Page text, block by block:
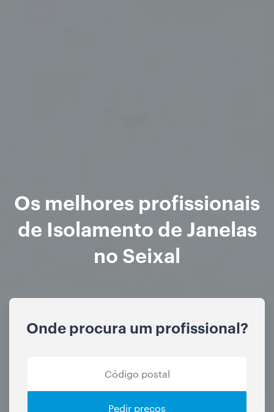
Os melhores profissionais
de Isolamento de Janelas
no Seixal
Onde procura um profissional?
Pedir preços